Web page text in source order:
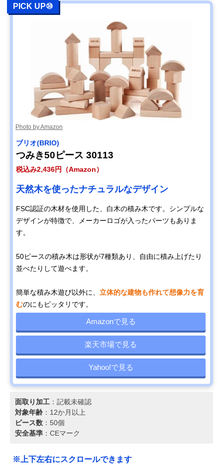
PICK UP⑩
Photo by Amazon
ブリオ(BRIO)
つみき50ピース 30113
税込み2,436円（Amazon）
天然木を使ったナチュラルなデザイン
FSC認証の木材を使用した、白木の積み木です。シンプルな
デザインが特徴で、メーカーロゴが入ったパーツもありま
す。
50ピースの積み木は形状が7種類あり、自由に積み上げたり
並べたりして遊べます。
簡単な積み木遊び以外に、 立体的な建物も作れて想像力を育
むのにもピッタリです。
Amazonで見る
楽天市場で見る
Yahoo!で見る
面取り加工 ：記載未確認
対象年齢 ：12か月以上
ピース数 ：50個
安全基準 ：CEマーク
※上下左右にスクロールできます